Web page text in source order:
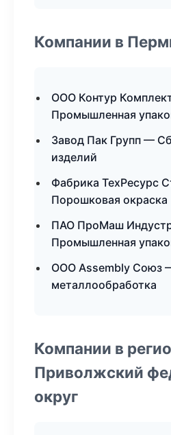
Компании в
ООО Контур
Промышленная
Завод Пак Групп —
изделий
Фабрика ТехРесурс
Порошковая окраска
ПАО ПроМаш
Промышленная
ООО Assembly Союз
металлообработка
Компании в
Приволжский
округ